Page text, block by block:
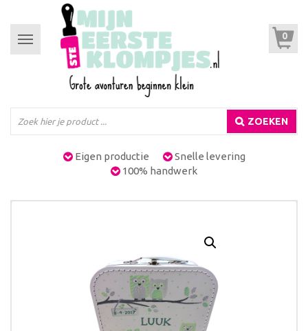
Toggle
navigation
0
ZOEKEN
Eigen productie
Snelle levering
100% handwerk